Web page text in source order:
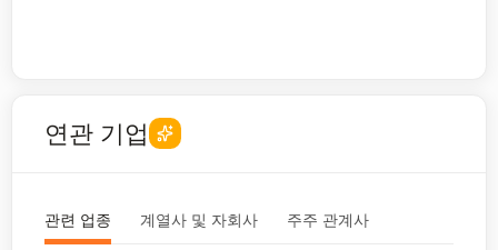
연관 기업
관련 업종 계열사 및 자회사 주주 관계사